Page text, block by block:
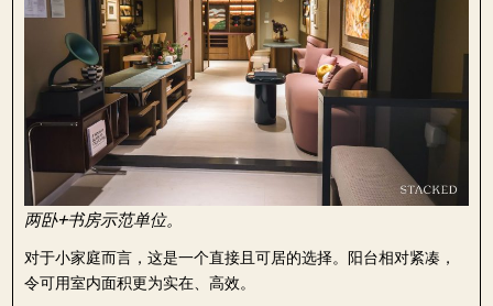
两卧+书房示范单位。
对于小家庭而言，这是一个直接且可居的选择。阳台相对紧凑，
令可用室内面积更为实在、高效。